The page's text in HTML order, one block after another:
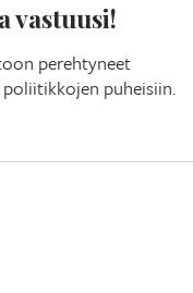
vastuusi!
perehtyneet
poliitikkojen puheisiin.